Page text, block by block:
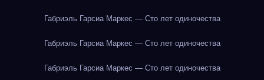
Габриэль Гарсиа Маркес — Сто лет одиночества
Габриэль Гарсиа Маркес — Сто лет одиночества
Габриэль Гарсиа Маркес — Сто лет одиночества